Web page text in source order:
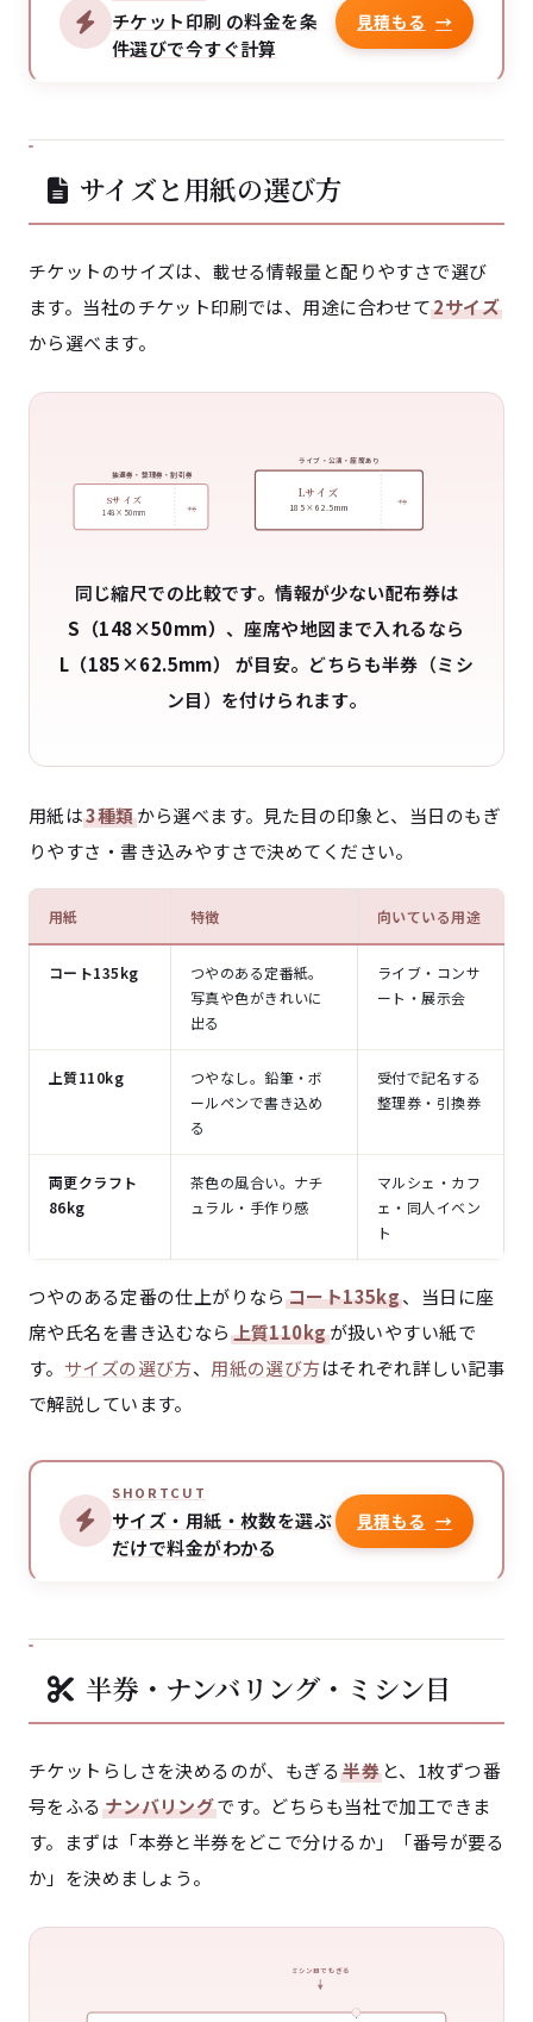
チケット印刷 の料金を条
件選びで今すぐ計算
見積もる →
サイズと用紙の選び方
チケットのサイズは、載せる情報量と配りやすさで選び
ます。当社のチケット印刷では、用途に合わせて2サイズ
から選べます。
Sサイズ
148 × 50 mm 半券
抽選券・整理券・割引券
Lサイズ
185 × 62.5 mm
半券
ライブ・公演・座席あり
同じ縮尺での比較です。情報が少ない配布券は
S（148×50mm）、座席や地図まで入れるなら
L（185×62.5mm）
が目安。どちらも半券（ミシ
ン目）を付けられます。
用紙は3種類から選べます。見た目の印象と、当日のもぎ
りやすさ・書き込みやすさで決めてください。
用紙 特徴 向いている用途
コート135kg
つやのある定番紙。
写真や色がきれいに
出る
ライブ・コンサ
ート・展示会
上質110kg
つやなし。鉛筆・ボ
ールペンで書き込め
る
受付で記名する
整理券・引換券
両更クラフト
86kg
茶色の風合い。ナチ
ュラル・手作り感
マルシェ・カフ
ェ・同人イベン
ト
つやのある定番の仕上がりなら コート135kg、当日に座
席や氏名を書き込むなら 上質110kgが扱いやすい紙で
す。 サイズの選び方、 用紙の選び方はそれぞれ詳しい記事
で解説しています。
SHORTCUT
サイズ・用紙・枚数を選ぶ
だけで料金がわかる
見積もる →
半券・ナンバリング・ミシン目
チケットらしさを決めるのが、もぎる半券と、1枚ずつ番
号をふる ナンバリングです。どちらも当社で加工できま
す。まずは「本券と半券をどこで分けるか」「番号が要る
か」を決めましょう。
ミシン目でもぎる